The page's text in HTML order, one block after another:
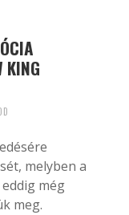
KING
melyben a
még
meg.